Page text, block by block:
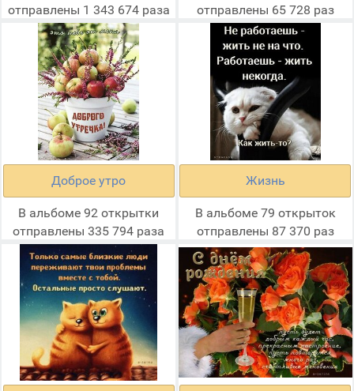
отправлены 1 343 674 раза
отправлены 65 728 раз
Доброе утро
В альбоме 92 открытки
отправлены 335 794 раза
Жизнь
В альбоме 79 открыток
отправлены 87 370 раз